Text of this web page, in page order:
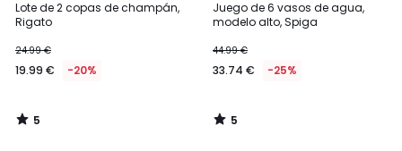
Lote de 2 copas de champán,
Rigato
24.99 €
19.99 € -20%
/
5
5
/
Juego de 6 vasos de agua,
modelo alto, Spiga
44.99 €
33.74 € -25%
/
5
5
/